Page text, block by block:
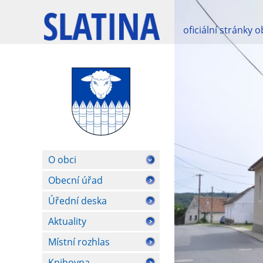
O obci
Obecní úřad
Úřední deska
Aktuality
Místní rozhlas
oficiální stránky